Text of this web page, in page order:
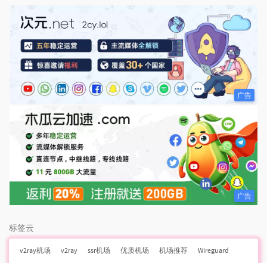
广告
广告
标签云
v2ray机场 v2ray ssr机场 优质机场 机场推荐
Wireguard